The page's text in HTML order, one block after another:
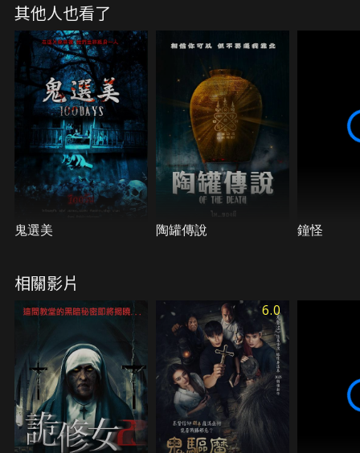
了。他們非常憤怒及驚慌，準備以更大的作法儀式對
抗怪相，村民將面對更巨大的恐怖來襲，真相讓人難
以承受。
其他人也看了
鬼選美 陶罐傳說 鐘怪
相關影片
6.0